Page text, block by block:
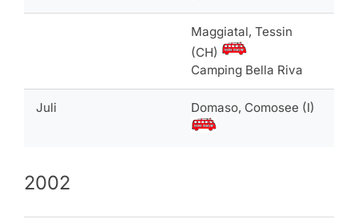
Maggiatal, Tessin
(CH)
Camping Bella Riva
Juli Domaso, Comosee (I)
2002